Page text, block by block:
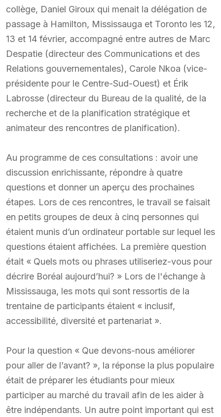
collège, Daniel Giroux qui menait la délégation de
passage à Hamilton, Mississauga et Toronto les 12,
13 et 14 février, accompagné entre autres de Marc
Despatie (directeur des Communications et des
Relations gouvernementales), Carole Nkoa (vice-
présidente pour le Centre-Sud-Ouest) et Érik
Labrosse (directeur du Bureau de la qualité, de la
recherche et de la planification stratégique et
animateur des rencontres de planification).
Au programme de ces consultations : avoir une
discussion enrichissante, répondre à quatre
questions et donner un aperçu des prochaines
étapes. Lors de ces rencontres, le travail se faisait
en petits groupes de deux à cinq personnes qui
étaient munis d’un ordinateur portable sur lequel les
questions étaient affichées. La première question
était « Quels mots ou phrases utiliseriez-vous pour
décrire Boréal aujourd’hui? » Lors de l'échange à
Mississauga, les mots qui sont ressortis de la
trentaine de participants étaient « inclusif,
accessibilité, diversité et partenariat ».
Pour la question « Que devons-nous améliorer
pour aller de l’avant? », la réponse la plus populaire
était de préparer les étudiants pour mieux
participer au marché du travail afin de les aider à
être indépendants. Un autre point important qui est